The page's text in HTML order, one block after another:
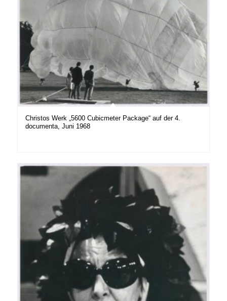
Christos Werk „5600 Cubicmeter Package“ auf der 4.
documenta, Juni 1968